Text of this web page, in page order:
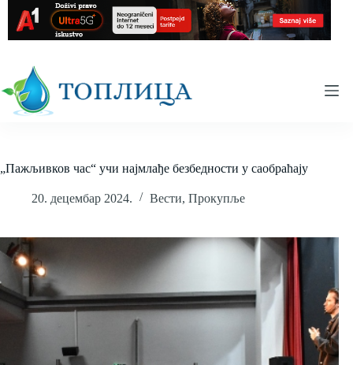
content
„Пажљивков час“ учи најмлађе безбедности у саобраћају
20. децембар 2024. Вести, Прокупље